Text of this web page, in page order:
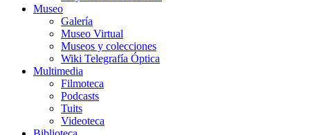
Museo
Galería
Museo Virtual
Museos y colecciones
Wiki Telegrafía Óptica
Multimedia
Filmoteca
Podcasts
Tuits
Videoteca